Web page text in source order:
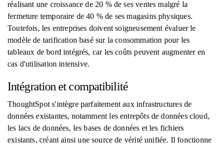
réalisant une croissance de 20 % de ses ventes malgré la
fermeture temporaire de 40 % de ses magasins physiques.
Toutefois, les entreprises doivent soigneusement évaluer le
modèle de tarification basé sur la consommation pour les
tableaux de bord intégrés, car les coûts peuvent augmenter en
cas d'utilisation intensive.
Intégration et compatibilité
ThoughtSpot s'intègre parfaitement aux infrastructures de
données existantes, notamment les entrepôts de données cloud,
les lacs de données, les bases de données et les fichiers
existants, créant ainsi une source de vérité unifiée. Il fonctionne